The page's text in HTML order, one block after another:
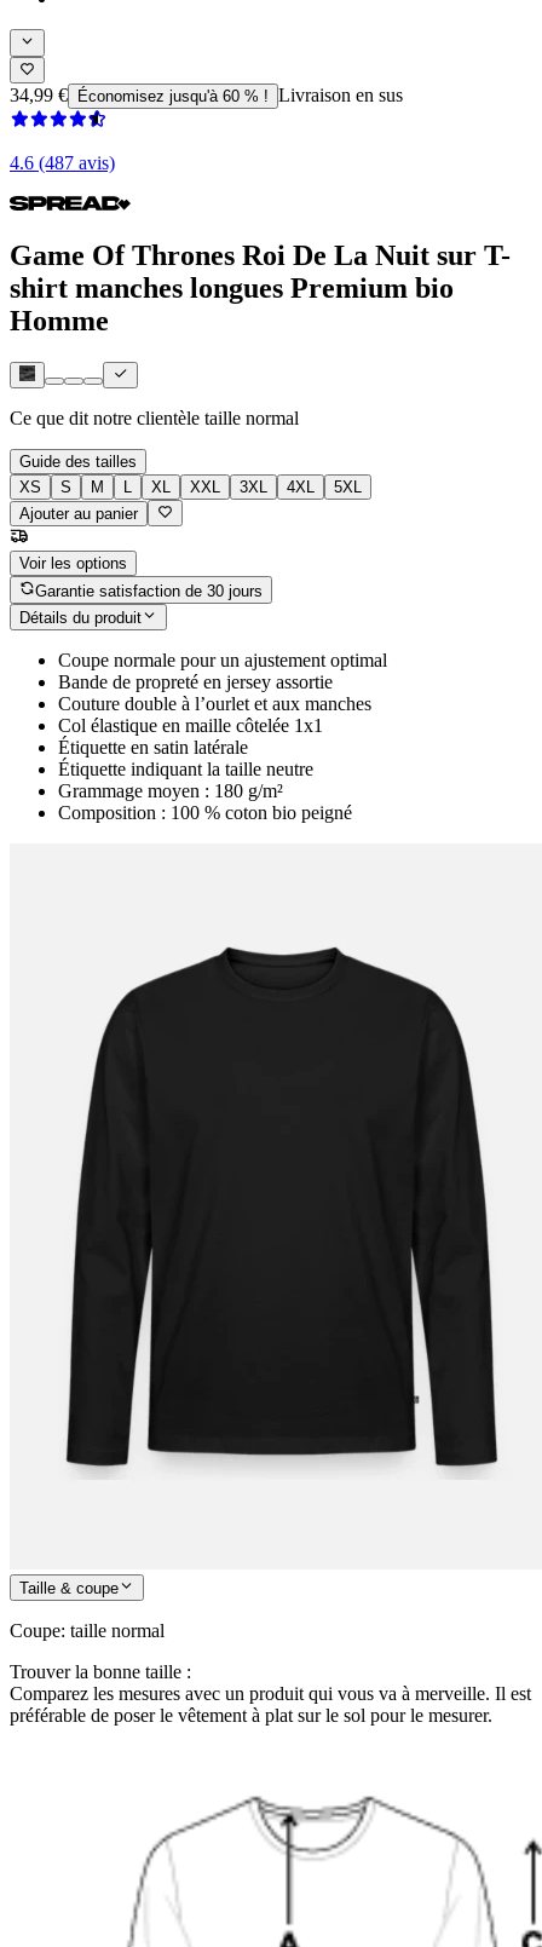
34,99 € Économisez jusqu'à 60 % ! Livraison en sus
4.6 (487 avis)
Game Of Thrones Roi De La Nuit sur T-
shirt manches longues Premium bio
Homme
Ce que dit notre clientèle taille normal
Guide des tailles
XS
S M L XL XXL 3XL 4XL
5XL
Ajouter au panier
Voir les options
Garantie satisfaction de 30 jours
Détails du produit
Coupe normale pour un ajustement optimal
Bande de propreté en jersey assortie
Couture double à l’ourlet et aux manches
Col élastique en maille côtelée 1x1
Étiquette en satin latérale
Étiquette indiquant la taille neutre
Grammage moyen : 180 g/m²
Composition : 100 % coton bio peigné
Taille & coupe
Coupe: taille normal
Trouver la bonne taille :
Comparez les mesures avec un produit qui vous va à merveille. Il est
préférable de poser le vêtement à plat sur le sol pour le mesurer.